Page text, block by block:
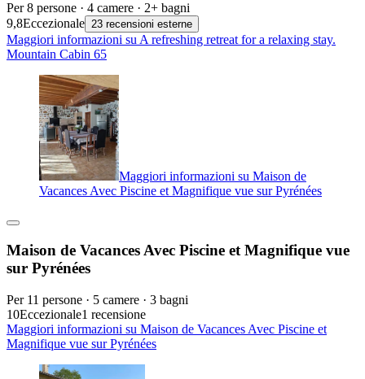
Per 8 persone · 4 camere · 2+ bagni
9,8Eccezionale 23 recensioni esterne
Maggiori informazioni su A refreshing retreat for a relaxing stay.
Mountain Cabin 65
Maggiori informazioni su Maison de
Vacances Avec Piscine et Magnifique vue sur Pyrénées
Maison de Vacances Avec Piscine et Magnifique vue
sur Pyrénées
Per 11 persone · 5 camere · 3 bagni
10Eccezionale1 recensione
Maggiori informazioni su Maison de Vacances Avec Piscine et
Magnifique vue sur Pyrénées